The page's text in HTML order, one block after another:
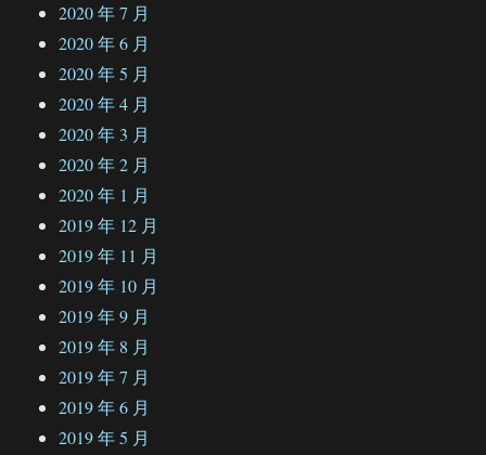
2020 年 7 月
2020 年 6 月
2020 年 5 月
2020 年 4 月
2020 年 3 月
2020 年 2 月
2020 年 1 月
2019 年 12 月
2019 年 11 月
2019 年 10 月
2019 年 9 月
2019 年 8 月
2019 年 7 月
2019 年 6 月
2019 年 5 月